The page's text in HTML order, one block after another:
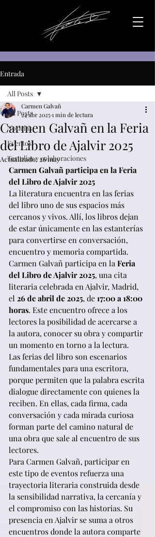
Entrada
All Posts
Noticias
Eventos
Tertulias y colaboraciones
All Posts
Carmen Galvañ en la Feria
del Libro de Ajalvir 2025
Carmen Galvañ
24 abr 20251 min de lectura
Actualizado:26 may
Carmen Galvañ participa en la Feria
del Libro de Ajalvir 2025
La literatura encuentra en las ferias
del libro uno de sus espacios más
cercanos y vivos. Allí, los libros dejan
de estar únicamente en las estanterías
para convertirse en conversación,
encuentro y memoria compartida.
Carmen Galvañ participa en la Feria
del Libro de Ajalvir 2025, una cita
literaria celebrada en Ajalvir, Madrid,
el 26 de abril de 2025, de 17:00 a 18:00
horas. Este encuentro ofrece a los
lectores la posibilidad de acercarse a
la autora, conocer su obra y compartir
un momento en torno a la lectura.
Las ferias del libro son escenarios
fundamentales para una escritora,
porque permiten que la palabra escrita
dialogue directamente con quienes la
reciben. En ellas, cada firma, cada
conversación y cada mirada curiosa
forman parte del camino natural de
una obra que sale al encuentro de sus
lectores.
Para Carmen Galvañ, participar en
este tipo de eventos refuerza una
trayectoria literaria construida desde
la sensibilidad narrativa, la cercanía y
el compromiso con las historias. Su
presencia en Ajalvir se suma a otros
encuentros donde la autora comparte